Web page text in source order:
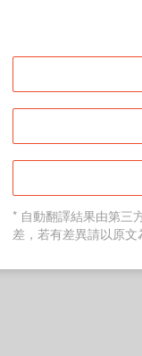
* 自動翻譯結果由第三
差，若有差異請以原文